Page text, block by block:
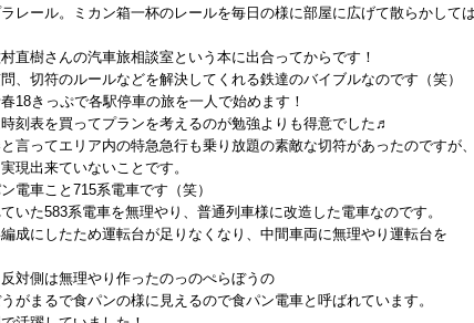
レール。ミカン箱一杯のレールを毎日の様に部屋に広げて散らかしては
直樹さんの汽車旅相談室という本に出合ってからです！
、切符のルールなどを解決してくれる鉄達のバイブルなのです（笑）
18きっぷで各駅停車の旅を一人で始めます！
刻表を買ってプランを考えるのが勉強よりも得意でした♬
言ってエリア内の特急急行も乗り放題の素敵な切符があったのですが、
現出来ていないことです。
電車こと715系電車です（笑）
いた583系電車を無理やり、普通列車様に改造した電車なのです。
成にしたため運転台が足りなくなり、中間車両に無理やり運転台を
対側は無理やり作ったのっのぺらぼうの
がまるで食パンの様に見えるので食パン電車と呼ばれています。